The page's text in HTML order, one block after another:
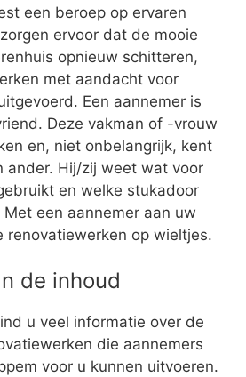
een beroep op ervaren
ervoor dat de mooie
opnieuw schitteren,
met aandacht voor
Een aannemer is
Deze vakman of -vrouw
en, niet onbelangrijk, kent
ander. Hij/zij weet wat voor
en welke stukadoor
een aannemer aan uw
renovatiewerken op wieltjes.
de inhoud
u veel informatie over de
die aannemers
voor u kunnen uitvoeren.